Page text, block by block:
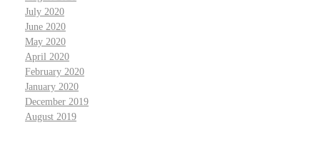
July 2020
June 2020
May 2020
April 2020
February 2020
January 2020
December 2019
August 2019